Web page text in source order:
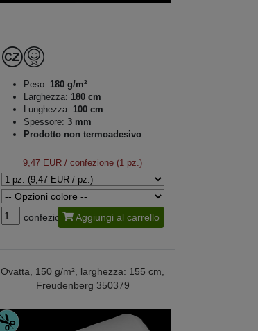
Peso: 180 g/m²
Larghezza: 180 cm
Lunghezza: 100 cm
Spessore: 3 mm
Prodotto non termoadesivo
9,47 EUR / confezione (1 pz.)
confezione Aggiungi al carrello
Ovatta, 150 g/m², larghezza: 155 cm,
Freudenberg 350379